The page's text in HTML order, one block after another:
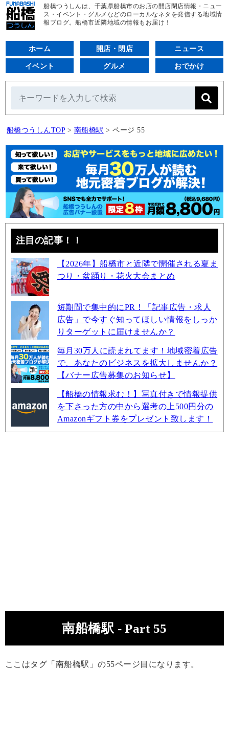
船橋つうしんは、千葉県船橋市のお店の開店閉店情報・ニュー
ス・イベント・グルメなどのローカルなネタを発信する地域情
報ブログ。船橋市近隣地域の情報もお届け！
ホーム 開店・閉店 ニュース
イベント グルメ おでかけ
船橋つうしんTOP > 南船橋駅 > ページ 55
注目の記事！！
【2026年】船橋市と近隣で開催される夏ま
つり・盆踊り・花火大会まとめ
短期間で集中的にPR！「記事広告・求人
広告」で今すぐ知ってほしい情報をしっか
りターゲットに届けませんか？
毎月30万人に読まれてます！地域密着広告
で、あなたのビジネスを拡大しませんか？
【バナー広告募集のお知らせ】
【船橋の情報求む！】写真付きで情報提供
を下さった方の中から選考の上500円分の
Amazonギフト券をプレゼント致します！
南船橋駅 - Part 55
ここはタグ「南船橋駅」の55ページ目になります。